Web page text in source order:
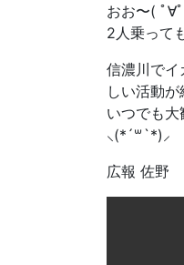
おお〜( ﾟ∀
2人乗って
信濃川で
しい活動
いつでも大
⸜(*´꒳`*)⸝
広報 佐野